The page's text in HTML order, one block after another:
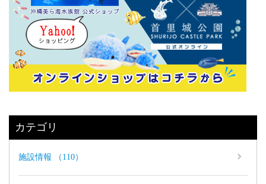
カテゴリ
施設情報 （110）